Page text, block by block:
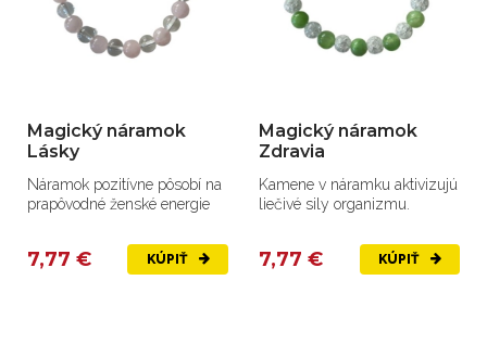
Magický náramok
Lásky
Náramok pozitívne pôsobí na
prapôvodné ženské energie
7,77 € KÚPIŤ
Magický náramok
Zdravia
Kamene v náramku aktivizujú
liečivé sily organizmu.
7,77 € KÚPIŤ